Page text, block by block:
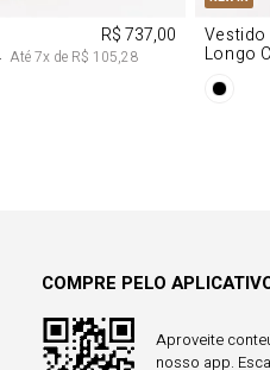
R$ 737,00
Até7x de R$ 105,28
Vestido
Longo
Na
COMPRE PELO
Aproveite
nosso app.